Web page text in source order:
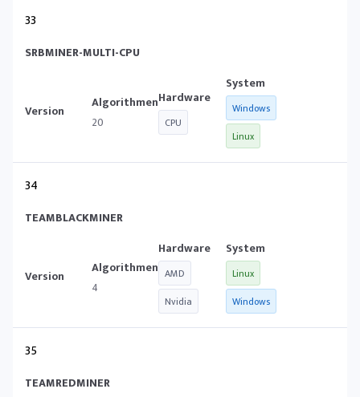
33
SRBMINER-MULTI-CPU
20 CPU
Windows
Linux
34
TEAMBLACKMINER
4
AMD
Nvidia
Linux
Windows
35
TEAMREDMINER